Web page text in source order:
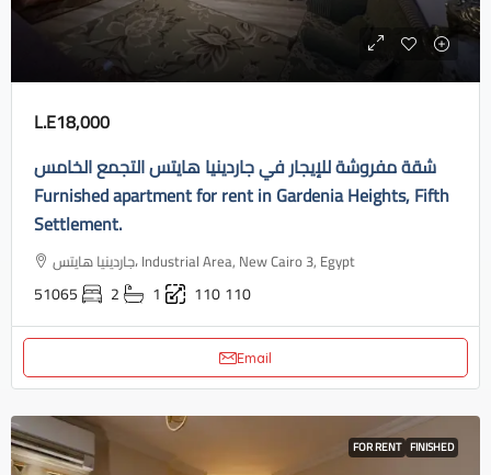
L.E18,000
شقة مفروشة للإيجار في جاردينيا هايتس التجمع الخامس
Furnished apartment for rent in Gardenia Heights, Fifth
Settlement.
جاردينيا هايتس، Industrial Area, New Cairo 3, Egypt
51065 2 1 110110
Email
FOR RENT FINISHED